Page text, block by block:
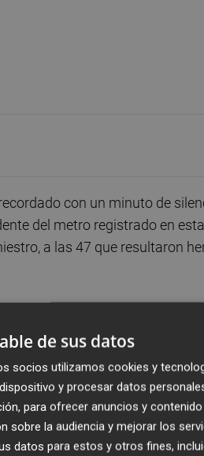
con un minuto de
del metro registrado en
a las 47 que resultaron
hemos hecho como
, en declaraciones a los
del consistorio de
perdieron a un familiar o a
de sus datos
socios utilizamos cookies y
y procesar datos
para ofrecer anuncios y
sobre la audiencia y mejorar los
datos para estos y otros fines,